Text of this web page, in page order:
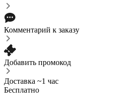
Комментарий к заказу
Добавить промокод
Доставка ~1 час
Бесплатно